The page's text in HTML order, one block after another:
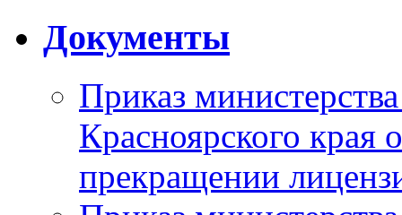
Документы
Приказ
Красноярского
прекращении